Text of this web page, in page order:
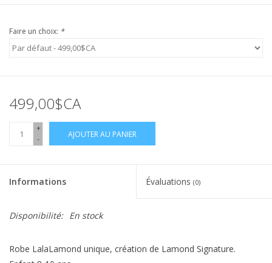
Faire un choix: *
499,00$CA
+
-
AJOUTER AU PANIER
Informations Évaluations (0)
Disponibilité: En stock
Robe LalaLamond unique, création de Lamond Signature.